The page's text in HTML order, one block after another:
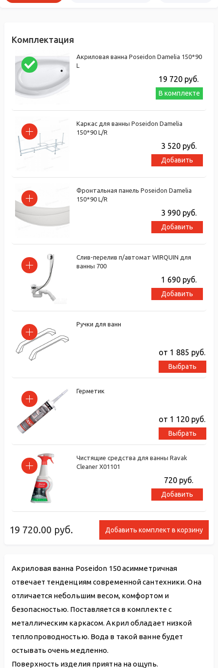
Комплектация
19 720.00 руб. Добавить комплект в корзину
Акриловая ванна Poseidon Damelia 150*90
L
19 720 руб.
В комплекте
Каркас для ванны Poseidon Damelia
150*90 L/R
3 520руб.
Добавить
Фронтальная панель Poseidon Damelia
150*90 L/R
3 990руб.
Добавить
Слив-перелив п/автомат WIRQUIN для
ванны 700
1 690руб.
Добавить
Ручки для ванн
от 1 885 руб.
Выбрать
Герметик
от 1 120 руб.
Выбрать
Чистящие средства для ванны Ravak
Cleaner X01101
720 руб.
Добавить
Акриловая ванна Poseidon 150 асимметричная
отвечает тенденциям современной сантехники. Она
отличается небольшим весом, комфортом и
безопасностью. Поставляется в комплекте с
металлическим каркасом. Акрил обладает низкой
теплопроводностью. Вода в такой ванне будет
остывать очень медленно.
Поверхность изделия приятна на ощупь.